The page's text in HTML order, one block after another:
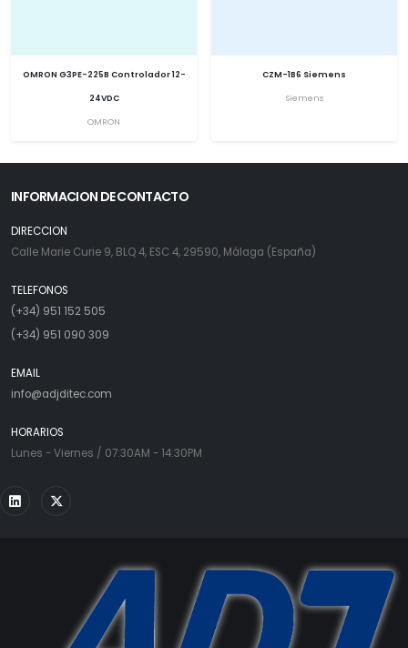
OMRON G3PE-225B Controlador 12-
24VDC
OMRON
CZM-1B6 Siemens
Siemens
INFORMACION DE CONTACTO
DIRECCION
Calle Marie Curie 9, BLQ 4, ESC 4, 29590, Málaga (España)
TELEFONOS
(+34) 951 152 505
(+34) 951 090 309
EMAIL
info@adjditec.com
HORARIOS
Lunes - Viernes / 07:30AM - 14:30PM